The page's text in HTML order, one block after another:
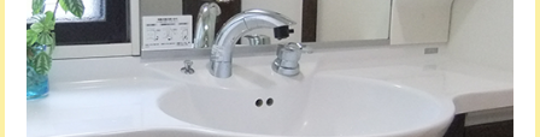
※給水管工事は20mmまでの価格です。
給水管工事※（塩ビ管（VP・HI）使
用/3ｍまで)
33,000円
給水管工事※（塩ビ管（VP・HI）使
用（追加）/3ｍ超え)
カメラ調査 33,000円
桝清掃